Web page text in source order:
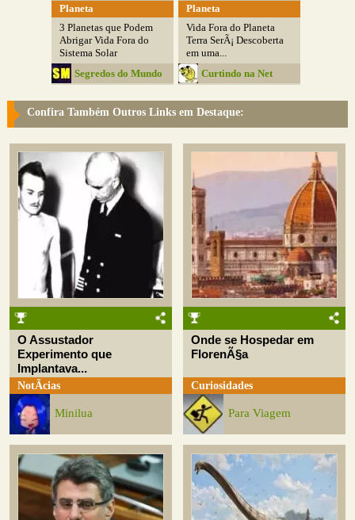
Planeta
3 Planetas que Podem
Abrigar Vida Fora do
Sistema Solar
Segredos do Mundo
Planeta
Vida Fora do Planeta
Terra SerÃ¡ Descoberta
em uma...
Curtindo na Net
Confira Também Outros Links em Destaque:
O Assustador
Experimento que
Implantava...
NotÃ­cias
Minilua
Onde se Hospedar em
FlorenÃ§a
Curiosidades
Para Viagem